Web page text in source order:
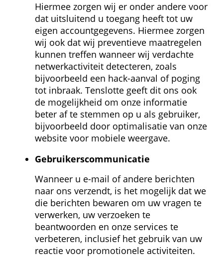
Hiermee zorgen wij er onder andere voor
dat uitsluitend u toegang heeft tot uw
eigen accountgegevens. Hiermee zorgen
wij ook dat wij preventieve maatregelen
kunnen treffen wanneer wij verdachte
netwerk­activiteit detecteren, zoals
bijvoorbeeld een hack-aanval of poging
tot inbraak. Tenslotte geeft dit ons ook
de mogelijkheid om onze informatie
beter af te stemmen op u als gebruiker,
bijvoorbeeld door optimalisatie van onze
website voor mobiele weergave.
Gebruikers­communicatie
Wanneer u e-mail of andere berichten
naar ons verzendt, is het mogelijk dat we
die berichten bewaren om uw vragen te
verwerken, uw verzoeken te
beantwoorden en onze services te
verbeteren, inclusief het gebruik van uw
reactie voor promotionele activiteiten.